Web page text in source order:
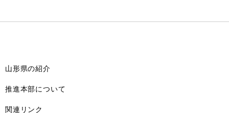
山形県の紹介
推進本部について
関連リンク